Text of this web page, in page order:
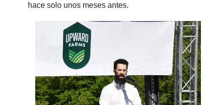
hace solo unos meses antes.